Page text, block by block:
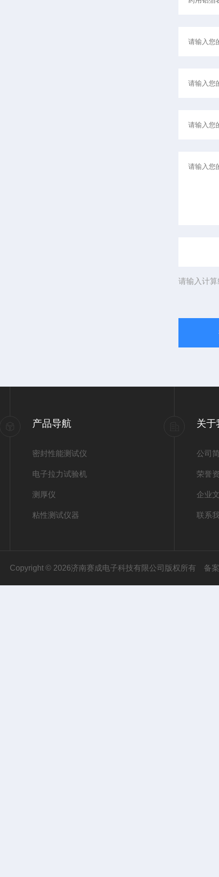
请输入计
产品导航
密封性能测试仪
电子拉力试验机
测厚仪
粘性测试仪器
关于
公司
荣誉
企业
联系
Copyright © 2026济南赛成电子科技有限公司版权所有 备